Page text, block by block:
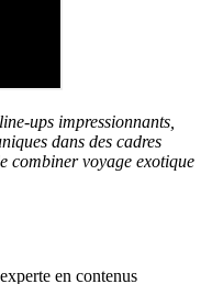
ups impressionnants,
dans des cadres
combiner voyage exotique
en contenus